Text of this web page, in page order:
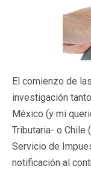
El comienzo de
investigación
México (y mi
Tributaria- o Chile
Servicio de
notificación al